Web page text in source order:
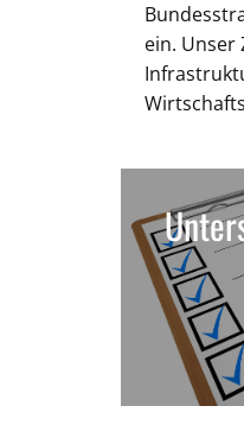
ein. Unser